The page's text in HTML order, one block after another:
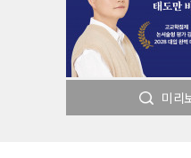
미리